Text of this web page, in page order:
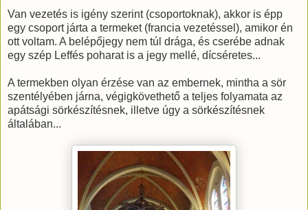
Van vezetés is igény szerint (csoportoknak), akkor is épp
egy csoport járta a termeket (francia vezetéssel), amikor én
ott voltam. A belépőjegy nem túl drága, és cserébe adnak
egy szép Leffés poharat is a jegy mellé, dícséretes...
A termekben olyan érzése van az embernek, mintha a sör
szentélyében járna, végigkövethető a teljes folyamata az
apátsági sörkészítésnek, illetve úgy a sörkészítésnek
általában...